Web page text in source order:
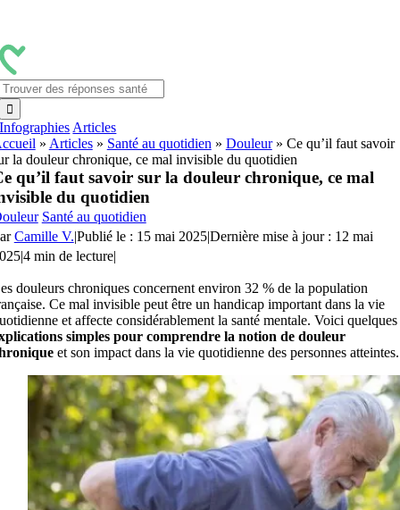
contenu
Infographies Articles
» Articles» Santé au quotidien » Douleur» Ce qu’il faut savoir
la douleur chronique, ce mal invisible du quotidien
qu’il faut savoir sur la douleur chronique, ce mal
du quotidien
Santé au quotidien
Camille V.|Publié le : 15 mai 2025|Dernière mise à jour : 12 mai
|4 min de lecture|
douleurs chroniques concernent environ 32 % de la population
Ce mal invisible peut être un handicap important dans la vie
et affecte considérablement la santé mentale. Voici quelques
simples pour comprendre la notion de douleur
et son impact dans la vie quotidienne des personnes atteintes.